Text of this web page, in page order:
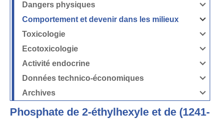
générales
la
chimie
Dangers physiques
Ouvrir
la
Comportement et devenir dans les milieux
Ouvrir
la
et
les
milieux
Toxicologie
Ouvrir
la
Ecotoxicologie
Ouvrir
la
Activité endocrine
Ouvrir
la
endocrine
Données technico-économiques
Ouvrir
la
Données
Archives
Ouvrir
la
rubrique
Archives
Phosphate de 2-éthylhexyle et de (1241-